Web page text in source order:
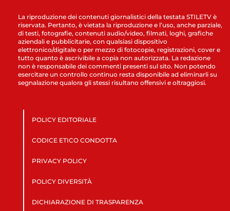
La riproduzione dei contenuti giornalistici della testata STILETV è
riservata. Pertanto, è vietata la riproduzione e l’uso, anche parziale,
di testi, fotografie, contenuti audio/video, filmati, loghi, grafiche
aziendali e pubblicitarie, con qualsiasi dispositivo
elettronico/digitale o per mezzo di fotocopie, registrazioni, cover e
tutto quanto è ascrivibile a copia non autorizzata. La redazione
non è responsabile dei commenti presenti sul sito. Non potendo
esercitare un controllo continuo resta disponibile ad eliminarli su
segnalazione qualora gli stessi risultano offensivi e oltraggiosi.
POLICY EDITORIALE
CODICE ETICO CONDOTTA
PRIVACY POLICY
POLICY DIVERSITÀ
DICHIARAZIONE DI TRASPARENZA